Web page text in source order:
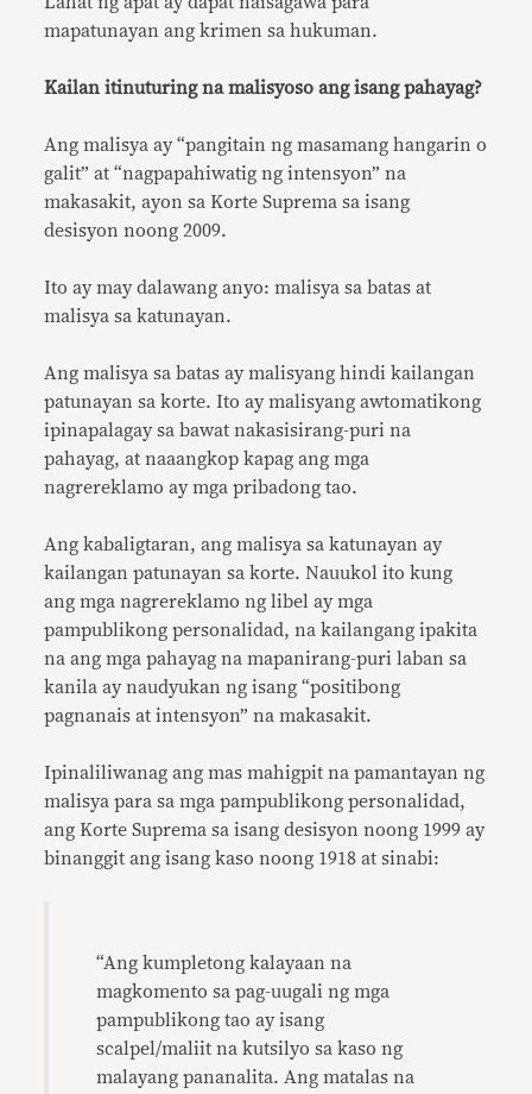
mapatunayan ang krimen sa hukuman.
Kailan itinuturing na malisyoso ang isang pahayag?
Ang malisya ay “pangitain ng masamang hangarin o
galit” at “nagpapahiwatig ng intensyon” na
makasakit, ayon sa Korte Suprema sa isang
desisyon noong 2009.
Ito ay may dalawang anyo: malisya sa batas at
malisya sa katunayan.
Ang malisya sa batas ay malisyang hindi kailangan
patunayan sa korte. Ito ay malisyang awtomatikong
ipinapalagay sa bawat nakasisirang-puri na
pahayag, at naaangkop kapag ang mga
nagrereklamo ay mga pribadong tao.
Ang kabaligtaran, ang malisya sa katunayan ay
kailangan patunayan sa korte. Nauukol ito kung
ang mga nagrereklamo ng libel ay mga
pampublikong personalidad, na kailangang ipakita
na ang mga pahayag na mapanirang-puri laban sa
kanila ay naudyukan ng isang “positibong
pagnanais at intensyon” na makasakit.
Ipinaliliwanag ang mas mahigpit na pamantayan ng
malisya para sa mga pampublikong personalidad,
ang Korte Suprema sa isang desisyon noong 1999 ay
binanggit ang isang kaso noong 1918 at sinabi:
“Ang kumpletong kalayaan na
magkomento sa pag-uugali ng mga
pampublikong tao ay isang
scalpel/maliit na kutsilyo sa kaso ng
malayang pananalita. Ang matalas na